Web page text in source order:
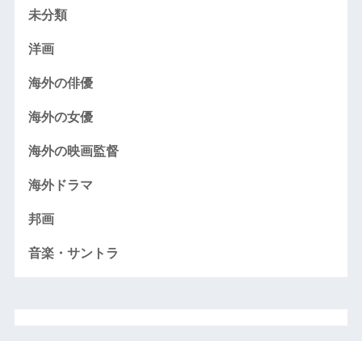
未分類
洋画
海外の俳優
海外の女優
海外の映画監督
海外ドラマ
邦画
音楽・サントラ